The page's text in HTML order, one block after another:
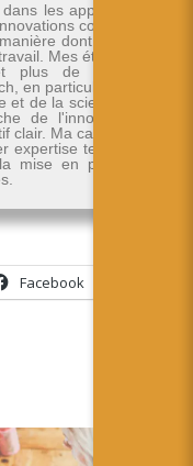
les applications
concrètes.
dont on peut
Mes études en
plus de 30 ans
en particulier dans
et de la science des
de l'innovation -
clair. Ma carrière se
expertise technique
mise en place de
Facebook